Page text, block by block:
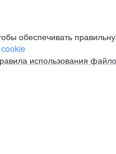
обеспечивать
использования